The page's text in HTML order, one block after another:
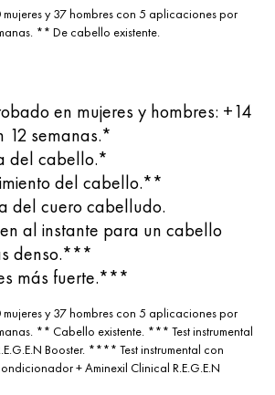
y 37 hombres con 5 aplicaciones por
** De cabello existente.
en mujeres y hombres: +14
12 semanas.*
del cabello.*
del cabello.**
del cuero cabelludo.
al instante para un cabello
denso.***
más fuerte.***
y 37 hombres con 5 aplicaciones por
** Cabello existente. *** Test instrumental
Booster. **** Test instrumental con
+ Aminexil Clinical R.E.G.E.N